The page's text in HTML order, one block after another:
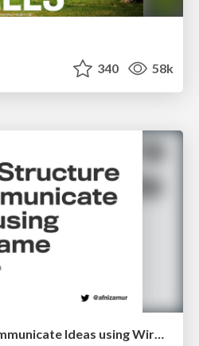
340 58k
Easily Structure & Communicate Ideas using Wireframe